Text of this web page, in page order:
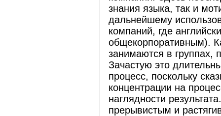
знания языка, так и
дальнейшему
компаний, где
общекорпоративным).
занимаются в группах,
Зачастую это
процесс, поскольку
концентрации на
наглядности
прерывистым и